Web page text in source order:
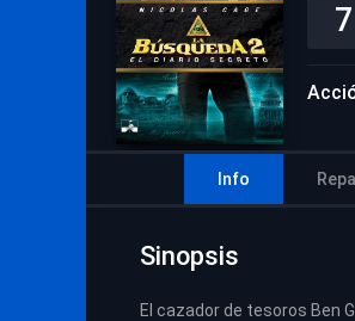
7
Info
Sinopsis
El cazador de tesoros Ben